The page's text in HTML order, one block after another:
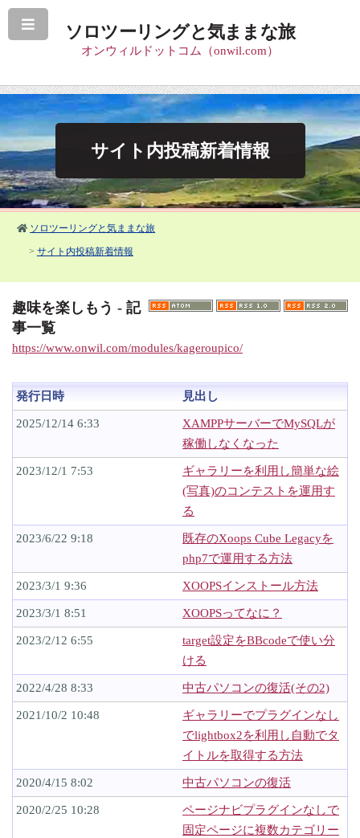
ソロツーリングと気ままな旅
オンウィルドットコム（onwil.com）
サイト内投稿新着情報
ソロツーリングと気ままな旅
> サイト内投稿新着情報
趣味を楽しもう - 記
事一覧
https://www.onwil.com/modules/kageroupico/
発行日時 見出し
2025/12/14 6:33
XAMPPサーバーでMySQLが
稼働しなくなった
2023/12/1 7:53
ギャラリーを利用し簡単な絵
(写真)のコンテストを運用す
る
2023/6/22 9:18
既存のXoops Cube Legacyを
php7で運用する方法
2023/3/1 9:36 XOOPSインストール方法
2023/3/1 8:51 XOOPSってなに？
2023/2/12 6:55
target設定をBBcodeで使い分
ける
2022/4/28 8:33 中古パソコンの復活(その2)
2021/10/2 10:48
ギャラリーでプラグインなし
でlightbox2を利用し自動でタ
イトルを取得する方法
2020/4/15 8:02 中古パソコンの復活
2020/2/25 10:28
ページナビプラグインなしで
固定ページに複数カテゴリー